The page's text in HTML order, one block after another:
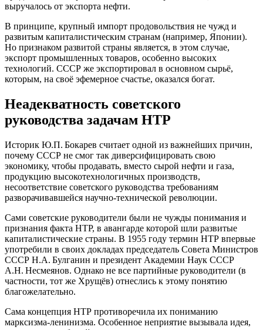
выручалось от экспорта нефти.
В принципе, крупный импорт продовольствия не чужд и
развитым капиталистическим странам (например, Японии).
Но признаком развитой страны является, в этом случае,
экспорт промышленных товаров, особенно высоких
технологий. СССР же экспортировал в основном сырьё,
которым, на своё эфемерное счастье, оказался богат.
Неадекватность советского
руководства задачам НТР
Историк Ю.П. Бокарев считает одной из важнейших причин,
почему СССР не смог так диверсифицировать свою
экономику, чтобы продавать, вместо сырой нефти и газа,
продукцию высокотехнологичных производств,
несоответствие советского руководства требованиям
разворачивавшейся научно-технической революции.
Сами советские руководители были не чужды понимания и
признания факта НТР, в авангарде которой шли развитые
капиталистические страны. В 1955 году термин НТР впервые
употребили в своих докладах председатель Совета Министров
СССР Н.А. Булганин и президент Академии Наук СССР
А.Н. Несмеянов. Однако не все партийные руководители (в
частности, тот же Хрущёв) отнеслись к этому понятию
благожелательно.
Сама концепция НТР противоречила их пониманию
марксизма-ленинизма. Особенное неприятие вызывала идея,